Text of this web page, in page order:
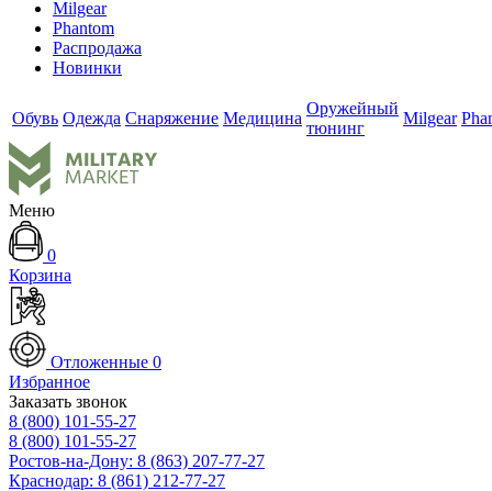
Milgear
Phantom
Распродажа
Новинки
Обувь Одежда Снаряжение Медицина
Оружейный
тюнинг
Milgear
Меню
0
Корзина
Отложенные 0
Избранное
Заказать звонок
8 (800) 101-55-27
8 (800) 101-55-27
Ростов-на-Дону: 8 (863) 207-77-27
Краснодар: 8 (861) 212-77-27